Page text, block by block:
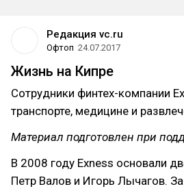
Редакция vc.ru
Офтоп 24.07.2017
Жизнь на Кипре
Cотрудники финтех-компании
транспорте, медицине и
Материал подготовлен при
В 2008 году Exness основали
Петр Валов и Игорь Лычагов.